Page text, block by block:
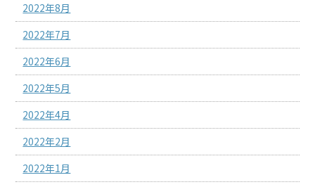
2022年8月
2022年7月
2022年6月
2022年5月
2022年4月
2022年2月
2022年1月